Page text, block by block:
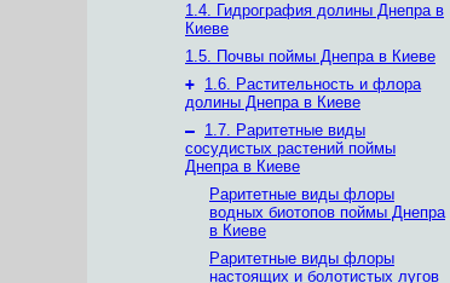
1.4. Гидрография долины Днепра в
Киеве
1.5. Почвы поймы Днепра в Киеве
+ 1.6. Растительность и флора
долины Днепра в Киеве
– 1.7. Раритетные виды
сосудистых растений поймы
Днепра в Киеве
Раритетные виды флоры
водных биотопов поймы Днепра
в Киеве
Раритетные виды флоры
настоящих и болотистых лугов